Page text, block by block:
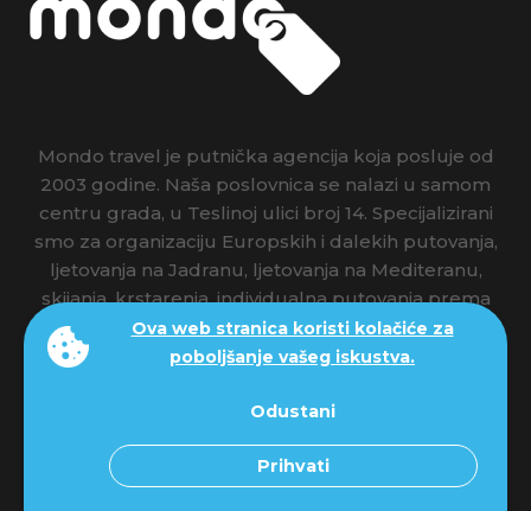
Ova web stranica koristi kolačiće za
poboljšanje vašeg iskustva.
Odustani
Prihvati
Mondo travel je putnička agencija koja posluje od
2003 godine. Naša poslovnica se nalazi u samom
centru grada, u Teslinoj ulici broj 14. Specijalizirani
smo za organizaciju Europskih i dalekih putovanja,
ljetovanja na Jadranu, ljetovanja na Mediteranu,
skijanja, krstarenja, individualna putovanja prema
Vašim željama, pronalaženje najpovoljnijih avio
karata za Vas, organizacija seminara, teambuldinga
Posebno vodimo pažnju o odabiru naših partnera
na destinaciji kako bi osigurali samo najbolju
uslugu za naše putnike!